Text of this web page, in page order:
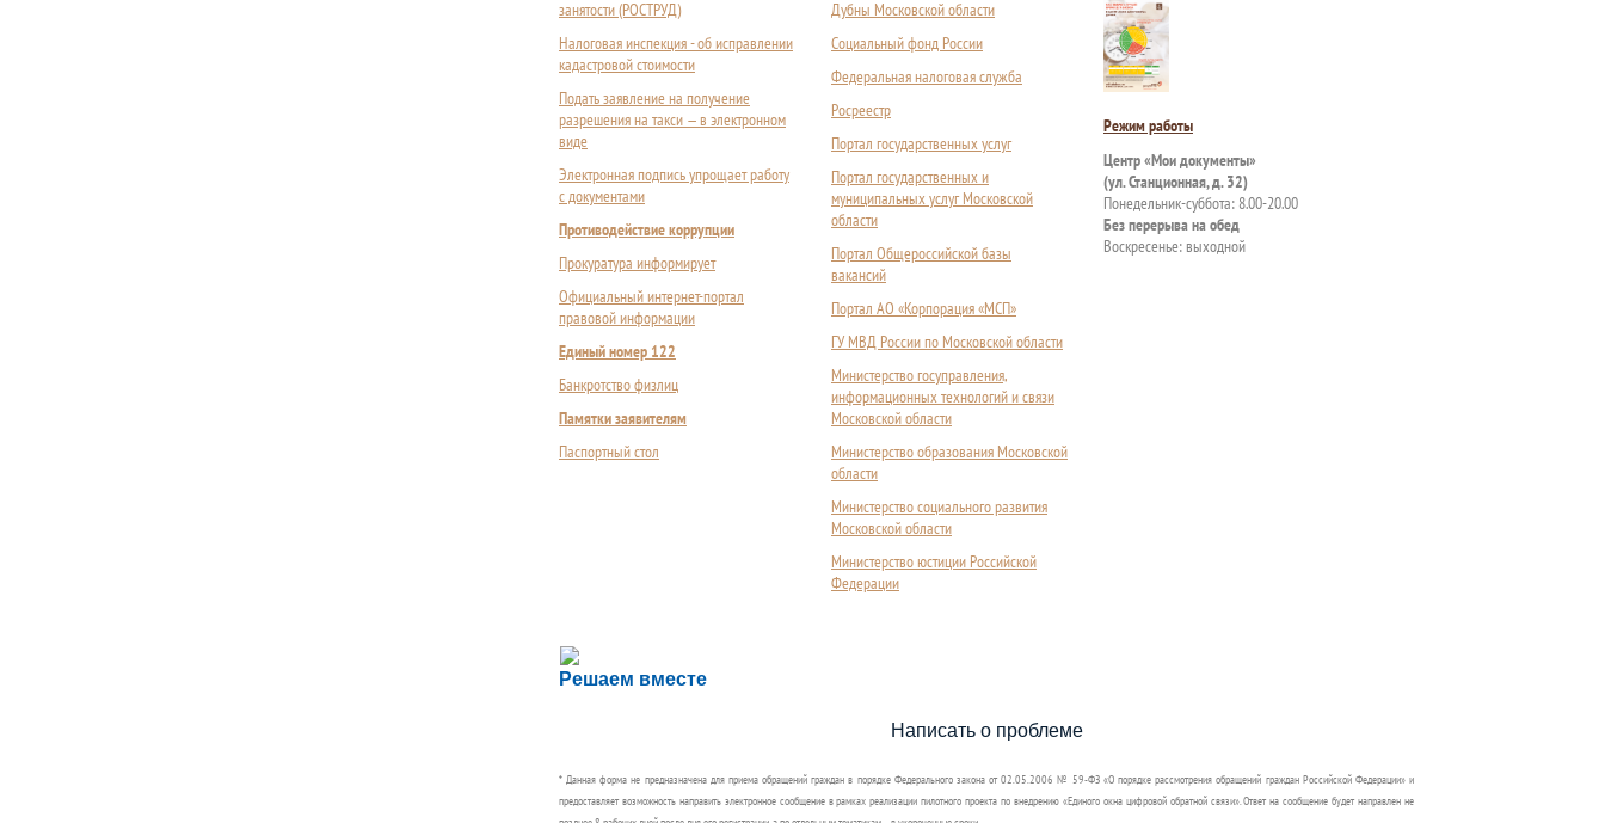
занятости (РОСТРУД)
Налоговая инспекция - об исправлении
кадастровой стоимости
Подать заявление на получение
разрешения на такси — в электронном
виде
Электронная подпись упрощает работу
с документами
Противодействие коррупции
Прокуратура информирует
Официальный интернет-портал
правовой информации
Единый номер 122
Банкротство физлиц
Памятки заявителям
Паспортный стол
Дубны Московской области
Социальный фонд России
Федеральная налоговая служба
Росреестр
Портал государственных услуг
Портал государственных и
муниципальных услуг Московской
области
Портал Общероссийской базы
вакансий
Портал АО «Корпорация «МСП»
ГУ МВД России по Московской области
Министерство госуправления,
информационных технологий и связи
Московской области
Министерство образования Московской
области
Министерство социального развития
Московской области
Министерство юстиции Российской
Федерации
Режим работы
Центр «Мои документы»
(ул. Станционная, д. 32)
Понедельник-суббота: 8.00-20.00
Без перерыва на обед
Воскресенье: выходной
Решаем вместе
Сложности с получением социальной выплаты или пособия?
Сообщите об этом
Написать о проблеме
* Данная форма не предназначена для приема обращений граждан в порядке Федерального закона от 02.05.2006 № 59-ФЗ «О порядке рассмотрения обращений граждан Российской Федерации» и
предоставляет возможность направить электронное сообщение в рамках реализации пилотного проекта по внедрению «Единого окна цифровой обратной связи». Ответ на сообщение будет направлен не